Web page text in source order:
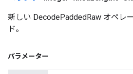
新しい DecodePaddedRaw オペレ
ド。
パラメーター